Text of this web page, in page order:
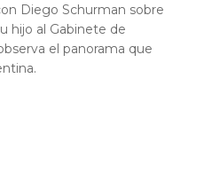
Diego Schurman sobre
hijo al Gabinete de
el panorama que